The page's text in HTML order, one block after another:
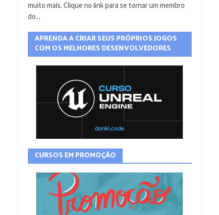
muito mais. Clique no link para se tornar um membro
do...
APRENDA A CRIAR SEUS PRÓPRIOS JOGOS
COM OS MELHORES DESENVOLVEDORES
CURSOS EM PROMOÇÃO